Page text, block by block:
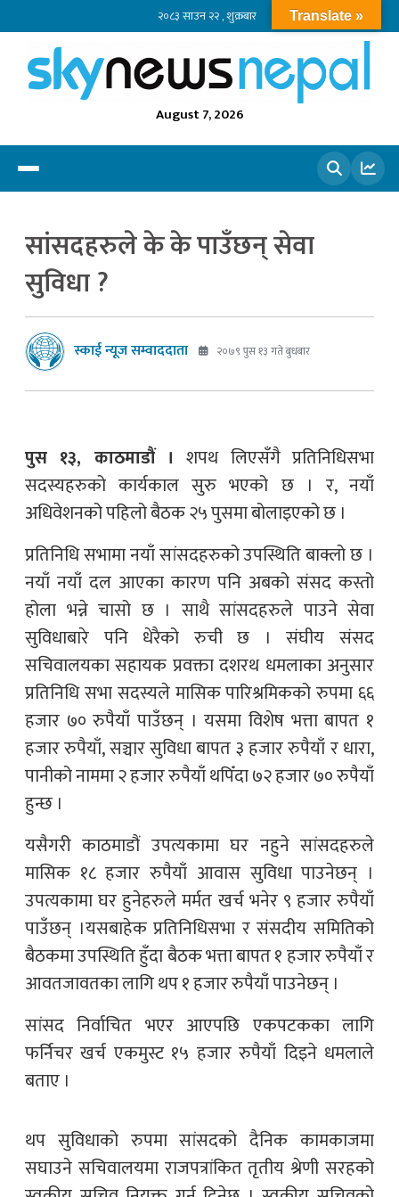
२०८३ साउन २२ , शुक्रबार
August 7, 2026
सांसदहरुले के के पाउँछन् सेवा
सुविधा ?
स्काई न्यूज सम्वाददाता २०७९ पुस १३ गते बुधबार
पुस १३, काठमाडौं । शपथ लिएसँगै प्रतिनिधिसभा
सदस्यहरुको कार्यकाल सुरु भएको छ । र, नयाँ
अधिवेशनको पहिलो बैठक २५ पुसमा बोलाइएको छ ।
प्रतिनिधि सभामा नयाँ सांसदहरुको उपस्थिति बाक्लो छ ।
नयाँ नयाँ दल आएका कारण पनि अबको संसद कस्तो
होला भन्ने चासो छ । साथै सांसदहरुले पाउने सेवा
सुविधाबारे पनि धेरैको रुची छ । संघीय संसद
सचिवालयका सहायक प्रवक्ता दशरथ धमलाका अनुसार
प्रतिनिधि सभा सदस्यले मासिक पारिश्रमिकको रुपमा ६६
हजार ७० रुपैयाँ पाउँछन् । यसमा विशेष भत्ता बापत १
हजार रुपैयाँ, सञ्चार सुविधा बापत ३ हजार रुपैयाँ र धारा,
पानीको नाममा २ हजार रुपैयाँ थपिँदा ७२ हजार ७० रुपैयाँ
हुन्छ ।
यसैगरी काठमाडौं उपत्यकामा घर नहुने सांसदहरुले
मासिक १८ हजार रुपैयाँ आवास सुविधा पाउनेछन् ।
उपत्यकामा घर हुनेहरुले मर्मत खर्च भनेर ९ हजार रुपैयाँ
पाउँछन् ।यसबाहेक प्रतिनिधिसभा र संसदीय समितिको
बैठकमा उपस्थिति हुँदा बैठक भत्ता बापत १ हजार रुपैयाँ र
आवतजावतका लागि थप १ हजार रुपैयाँ पाउनेछन् ।
सांसद निर्वाचित भएर आएपछि एकपटकका लागि
फर्निचर खर्च एकमुस्ट १५ हजार रुपैयाँ दिइने धमलाले
बताए ।
थप सुविधाको रुपमा सांसदको दैनिक कामकाजमा
सघाउने सचिवालयमा राजपत्रांकित तृतीय श्रेणी सरहको
Translate »